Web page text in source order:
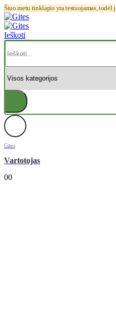
Šiuo metu tinklapis yra testuojamas, todėl
Ieškoti
Gites
Vartotojas
00